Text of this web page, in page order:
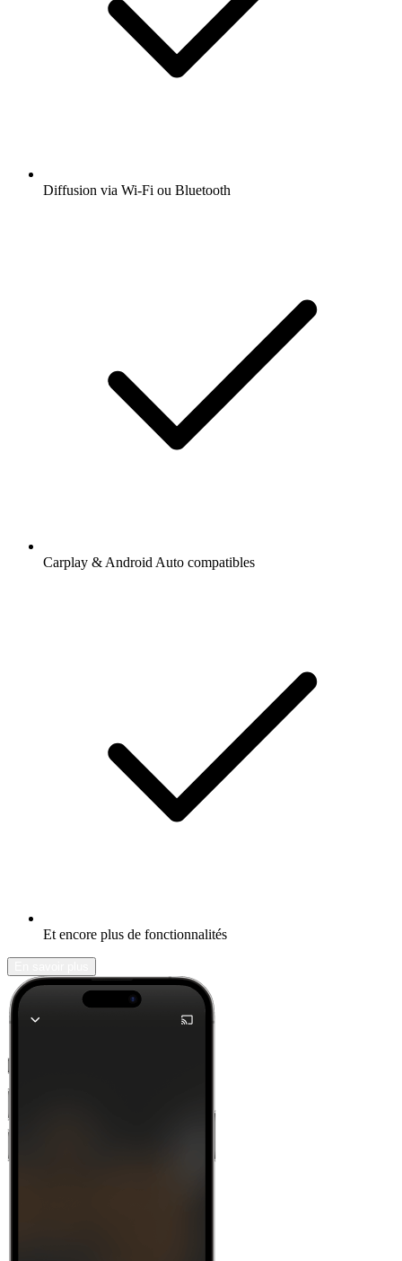
Diffusion via Wi-Fi ou Bluetooth
Carplay & Android Auto compatibles
Et encore plus de fonctionnalités